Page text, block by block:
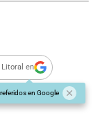
Litoral en
en Google